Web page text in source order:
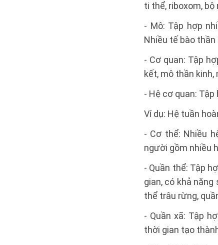
ti thể, riboxom, bộ
- Mô: Tập hợp
Nhiều tế bào
- Cơ quan: Tập
kết, mô thần kinh,
- Hệ cơ quan:
Ví dụ: Hệ tuần
- Cơ thể: Nhiều
người gồm nhiều
- Quần thể: Tập
gian, có khả
thể trâu rừng,
- Quần xã: Tập
thời gian tạo